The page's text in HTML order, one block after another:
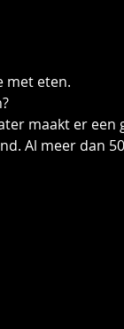
met eten.
maakt er een
Al meer dan